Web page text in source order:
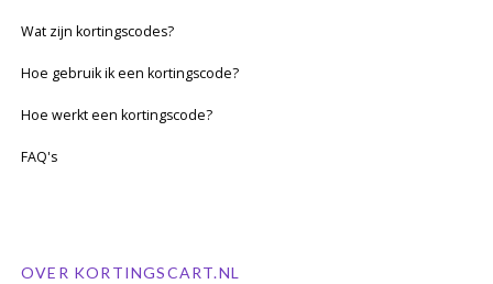
Wat zijn kortingscodes?
Hoe gebruik ik een kortingscode?
Hoe werkt een kortingscode?
FAQ's
OVER KORTINGSCART.NL